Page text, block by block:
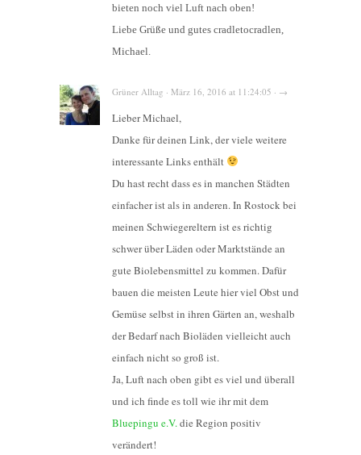
bieten noch viel Luft nach oben!
Liebe Grüße und gutes cradletocradlen,
Michael.
Grüner Alltag · März 16, 2016 at 11:24:05 · →
Lieber Michael,
Danke für deinen Link, der viele weitere
interessante Links enthält
Du hast recht dass es in manchen Städten
einfacher ist als in anderen. In Rostock bei
meinen Schwiegereltern ist es richtig
schwer über Läden oder Marktstände an
gute Biolebensmittel zu kommen. Dafür
bauen die meisten Leute hier viel Obst und
Gemüse selbst in ihren Gärten an, weshalb
der Bedarf nach Bioläden vielleicht auch
einfach nicht so groß ist.
Ja, Luft nach oben gibt es viel und überall
und ich finde es toll wie ihr mit dem
Bluepingu e.V.die Region positiv
verändert!